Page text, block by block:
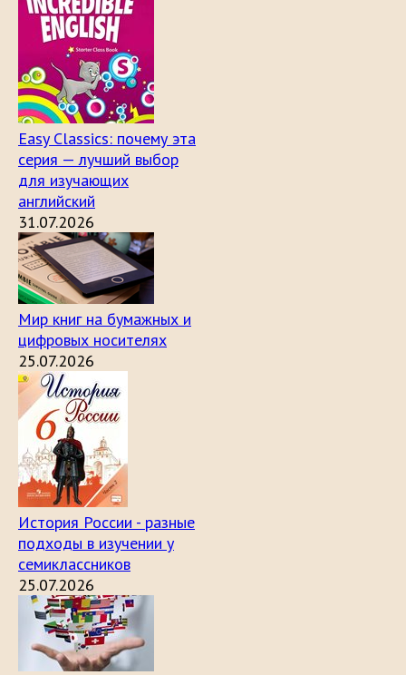
Easy Classics: почему эта
серия — лучший выбор
для изучающих
английский
31.07.2026
Мир книг на бумажных и
цифровых носителях
25.07.2026
История России - разные
подходы в изучении у
семиклассников
25.07.2026